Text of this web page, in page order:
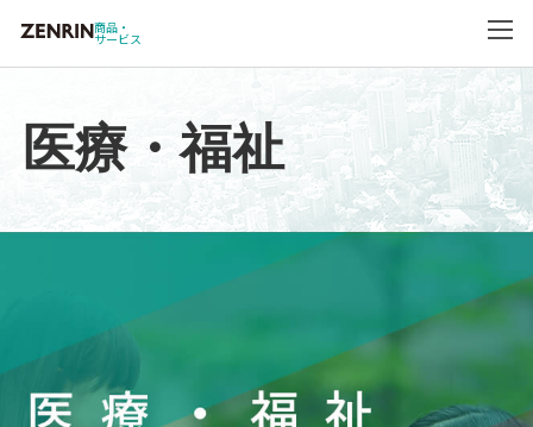
商品・
サービス
医療・福祉